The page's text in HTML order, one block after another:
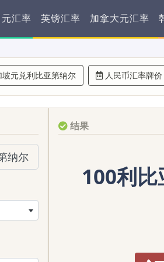
元汇率 英镑汇率 加拿大元汇率
坡元兑利比亚第纳尔 人民币汇率牌价
纳尔
结果
100利